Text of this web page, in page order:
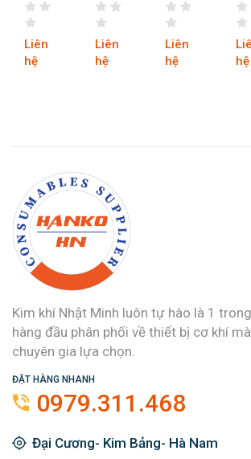
treo
ty
ren
Liên
hệ
inox
975
Liên
hệ
(ty
ren)
976
Liên
hệ
gồ
hệ
Kim khí Nhật Minh luôn tự hào là 1
hàng đầu phân phối về thiết bị cơ khí
chuyên gia lựa chọn.
ĐẶT HÀNG NHANH
0979.311.468
Đại Cương- Kim Bảng- Hà Nam